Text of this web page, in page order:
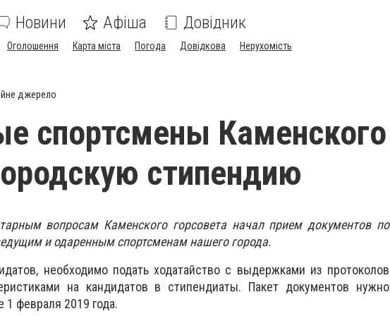
Новини Афіша Довідник
Оголошення Карта міста Погода Довідкова Нерухомість
джерело
спортсмены Каменского
стипендию
вопросам Каменского горсовета начал прием документов по
и одаренным спортсменам нашего города.
необходимо подать ходатайство с выдержками из протоколов
на кандидатов в стипендиаты. Пакет документов нужно
1 февраля 2019 года.